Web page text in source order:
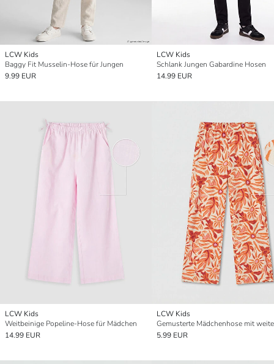
LCW Kids
Baggy Fit Musselin-Hose für Jungen
9.99 EUR
LCW Kids
Schlank Jungen Gabardine Hosen
14.99 EUR
LCW Kids
Weitbeinige Popeline-Hose für Mädchen
14.99 EUR
LCW Kids
Gemusterte Mädchenhose mit
5.99 EUR